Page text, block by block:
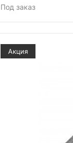
Под заказ
Акция